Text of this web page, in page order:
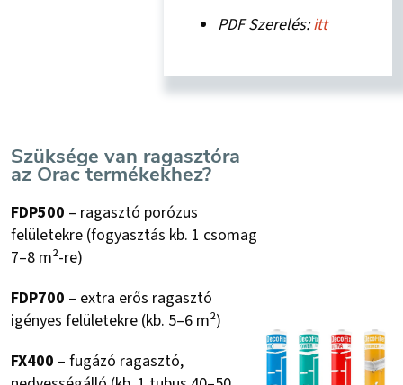
PDF Szerelés:itt
Szüksége van ragasztóra
az Orac termékekhez?
FDP500 – ragasztó porózus
felületekre (fogyasztás kb. 1 csomag
7–8 m²-re)
FDP700 – extra erős ragasztó
igényes felületekre (kb. 5–6 m²)
FX400 – fugázó ragasztó,